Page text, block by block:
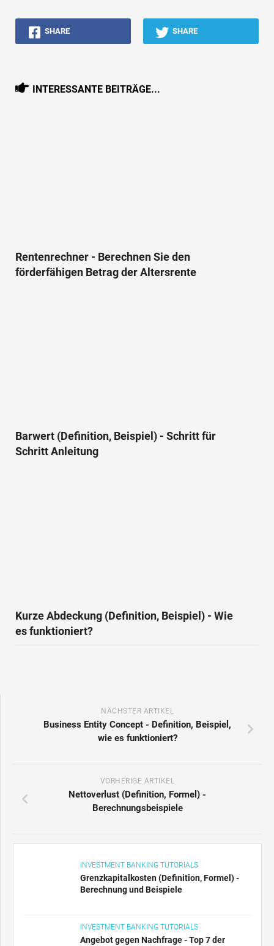
SHARE SHARE
INTERESSANTE BEITRÄGE...
Rentenrechner - Berechnen Sie den
förderfähigen Betrag der Altersrente
Barwert (Definition, Beispiel) - Schritt für
Schritt Anleitung
Kurze Abdeckung (Definition, Beispiel) - Wie
es funktioniert?
NÄCHSTER ARTIKEL
Business Entity Concept - Definition, Beispiel,
wie es funktioniert?
VORHERIGE ARTIKEL
Nettoverlust (Definition, Formel) -
Berechnungsbeispiele
INVESTMENT BANKING TUTORIALS
Grenzkapitalkosten (Definition, Formel) -
Berechnung und Beispiele
INVESTMENT BANKING TUTORIALS
Angebot gegen Nachfrage - Top 7 der